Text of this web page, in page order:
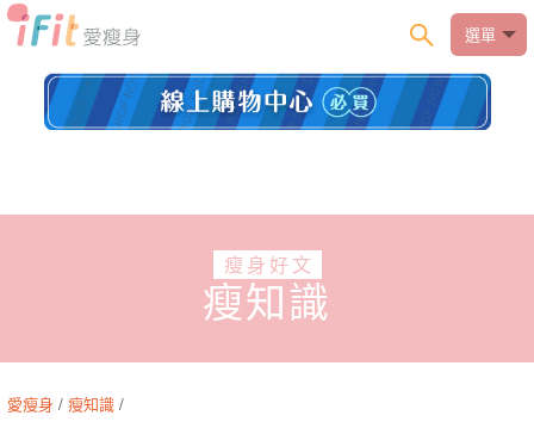
選單
瘦身好文
瘦知識
愛瘦身 / 瘦知識 /